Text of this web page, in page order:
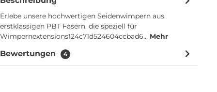
Erlebe unsere hochwertigen Seidenwimpern aus
erstklassigen PBT Fasern, die speziell für
Wimpernextensions124c71d524604ccbad6… Mehr
Bewertungen 4